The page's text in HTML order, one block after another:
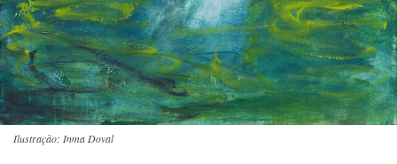
Ilustração: Inma Doval